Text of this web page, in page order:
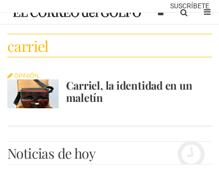
SUSCRÍBETE
carriel
OPINIÓN
Carriel, la identidad en un
maletín
Noticias de hoy